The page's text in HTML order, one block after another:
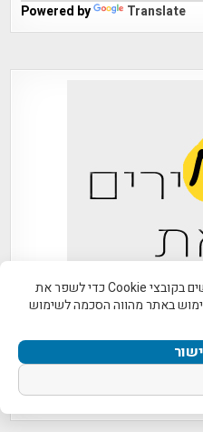
Powered by Translate
אנו משתמשים בקובצי Cookie כדי לשפר את
באתר מהווה הסכמה לשימוש